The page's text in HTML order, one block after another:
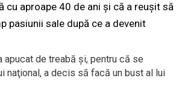
cu aproape 40 de ani şi că a reuşit să
pasiunii sale după ce a devenit
de treabă şi, pentru că se
naţional, a decis să facă un bust al lui